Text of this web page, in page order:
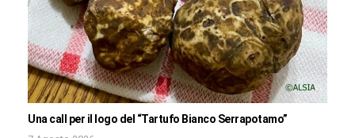
Una call per il logo del “Tartufo Bianco Serrapotamo”